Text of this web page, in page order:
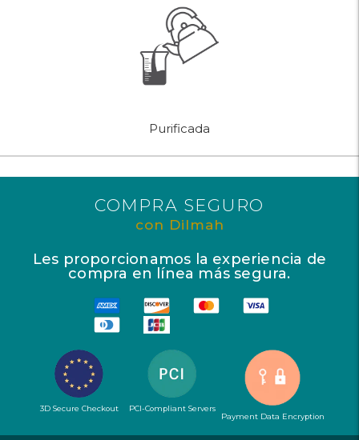
Purificada
COMPRA SEGURO
con Dilmah
Les proporcionamos la experiencia de
compra en línea más segura.
3D Secure Checkout
PCI-Compliant Servers
Payment Data Encryption